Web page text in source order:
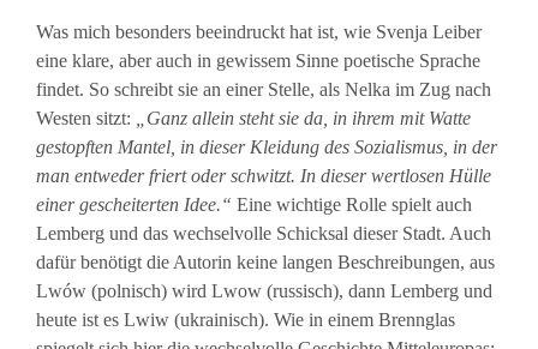
Was mich besonders beeindruckt hat ist, wie Svenja Leiber
eine klare, aber auch in gewissem Sinne poetische Sprache
findet. So schreibt sie an einer Stelle, als Nelka im Zug nach
Westen sitzt:
„Ganz allein steht sie da, in ihrem mit Watte
gestopften Mantel, in dieser Kleidung des Sozialismus, in der
man entweder friert oder schwitzt. In dieser wertlosen Hülle
einer gescheiterten Idee.“ Eine wichtige Rolle spielt auch
Lemberg und das wechselvolle Schicksal dieser Stadt. Auch
dafür benötigt die Autorin keine langen Beschreibungen, aus
Lwów (polnisch) wird Lwow (russisch), dann Lemberg und
heute ist es Lwiw (ukrainisch). Wie in einem Brennglas